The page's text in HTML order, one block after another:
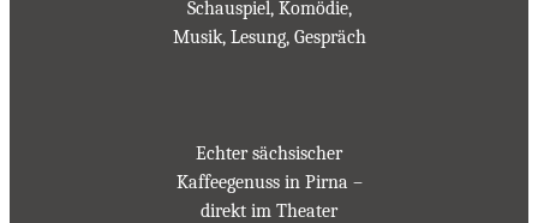
Schauspiel, Komödie,
Musik, Lesung, Gespräch
Echter sächsischer
Kaffeegenuss in Pirna –
direkt im Theater